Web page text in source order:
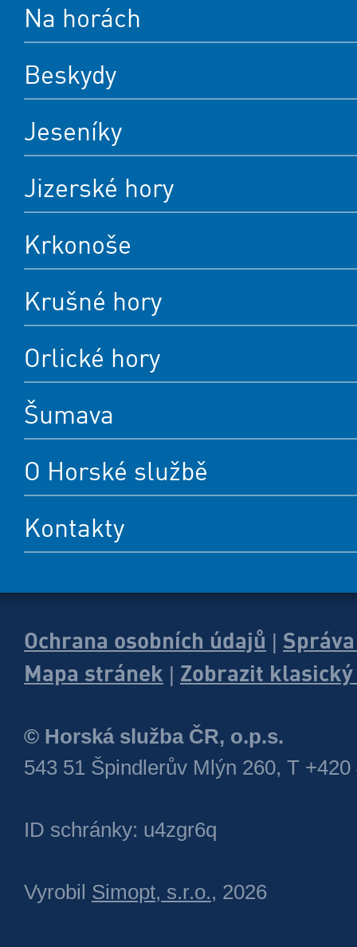
Na horách
Beskydy
Jeseníky
Jizerské hory
Krkonoše
Krušné hory
Orlické hory
Šumava
O Horské službě
Kontakty
Ochrana osobních údajů |
Mapa stránek | Zobrazit
© Horská služba ČR, o.p.s.
543 51 Špindlerův Mlýn 260, T +420
ID schránky: u4zgr6q
Vyrobil Simopt, s.r.o., 2026